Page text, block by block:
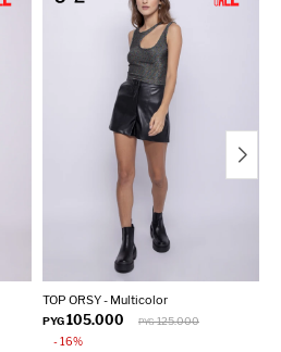
TOP ORSY - Multicolor
PYG105.000 PYG 125.000
16